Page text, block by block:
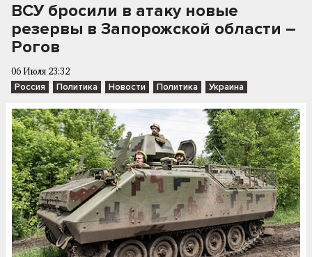
ВСУ бросили в атаку новые
резервы в Запорожской области –
Рогов
06 Июля 23:32
Россия Политика Новости Политика Украина